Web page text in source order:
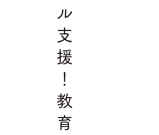
ル
支
援
！
教
育